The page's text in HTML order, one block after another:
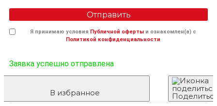
Отправить
Я принимаю условия Публичной офертыи ознакомлен(а) с
Политикой конфиденциальности
Заявка успешно отправлена
В избранное